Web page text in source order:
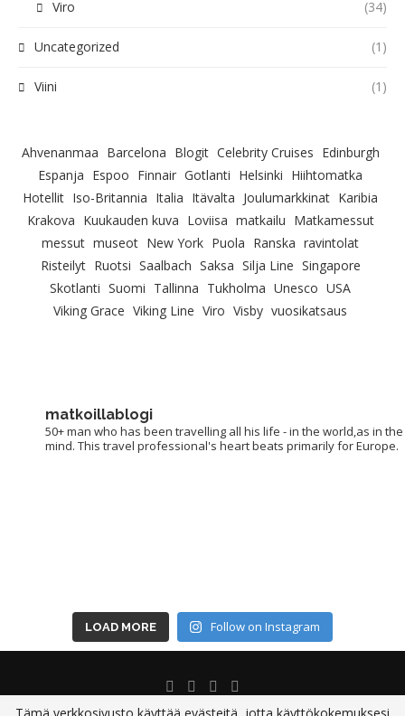
Viro (34)
Uncategorized (1)
Viini (1)
Ahvenanmaa Barcelona Blogit Celebrity Cruises Edinburgh
Espanja Espoo Finnair Gotlanti Helsinki Hiihtomatka
Hotellit Iso-Britannia Italia Itävalta Joulumarkkinat Karibia
Krakova Kuukauden kuva Loviisa matkailu Matkamessut
messut museot New York Puola Ranska ravintolat
Risteilyt Ruotsi Saalbach Saksa Silja Line Singapore
Skotlanti Suomi Tallinna Tukholma Unesco USA
Viking Grace Viking Line Viro Visby vuosikatsaus
matkoillablogi
50+ man who has been travelling all his life - in the world,as in the
mind. This travel professional's heart beats primarily for Europe.
LOAD MORE Follow on Instagram